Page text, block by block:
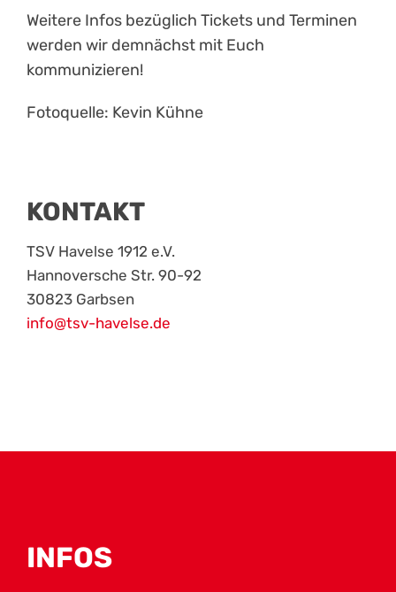
Weitere Infos bezüglich Tickets und Terminen
werden wir demnächst mit Euch
kommunizieren!
Fotoquelle: Kevin Kühne
KONTAKT
TSV Havelse 1912 e.V.
Hannoversche Str. 90-92
30823 Garbsen
info@tsv-havelse.de
INFOS